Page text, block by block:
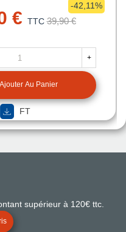
€ TTC 39,90 €
-42,11%
+
Ajouter Au Panier
FT
supérieur à 120€ ttc.